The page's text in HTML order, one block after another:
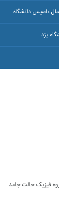
تاسیس دانشگاه
یزد
فیزیک حالت جامد